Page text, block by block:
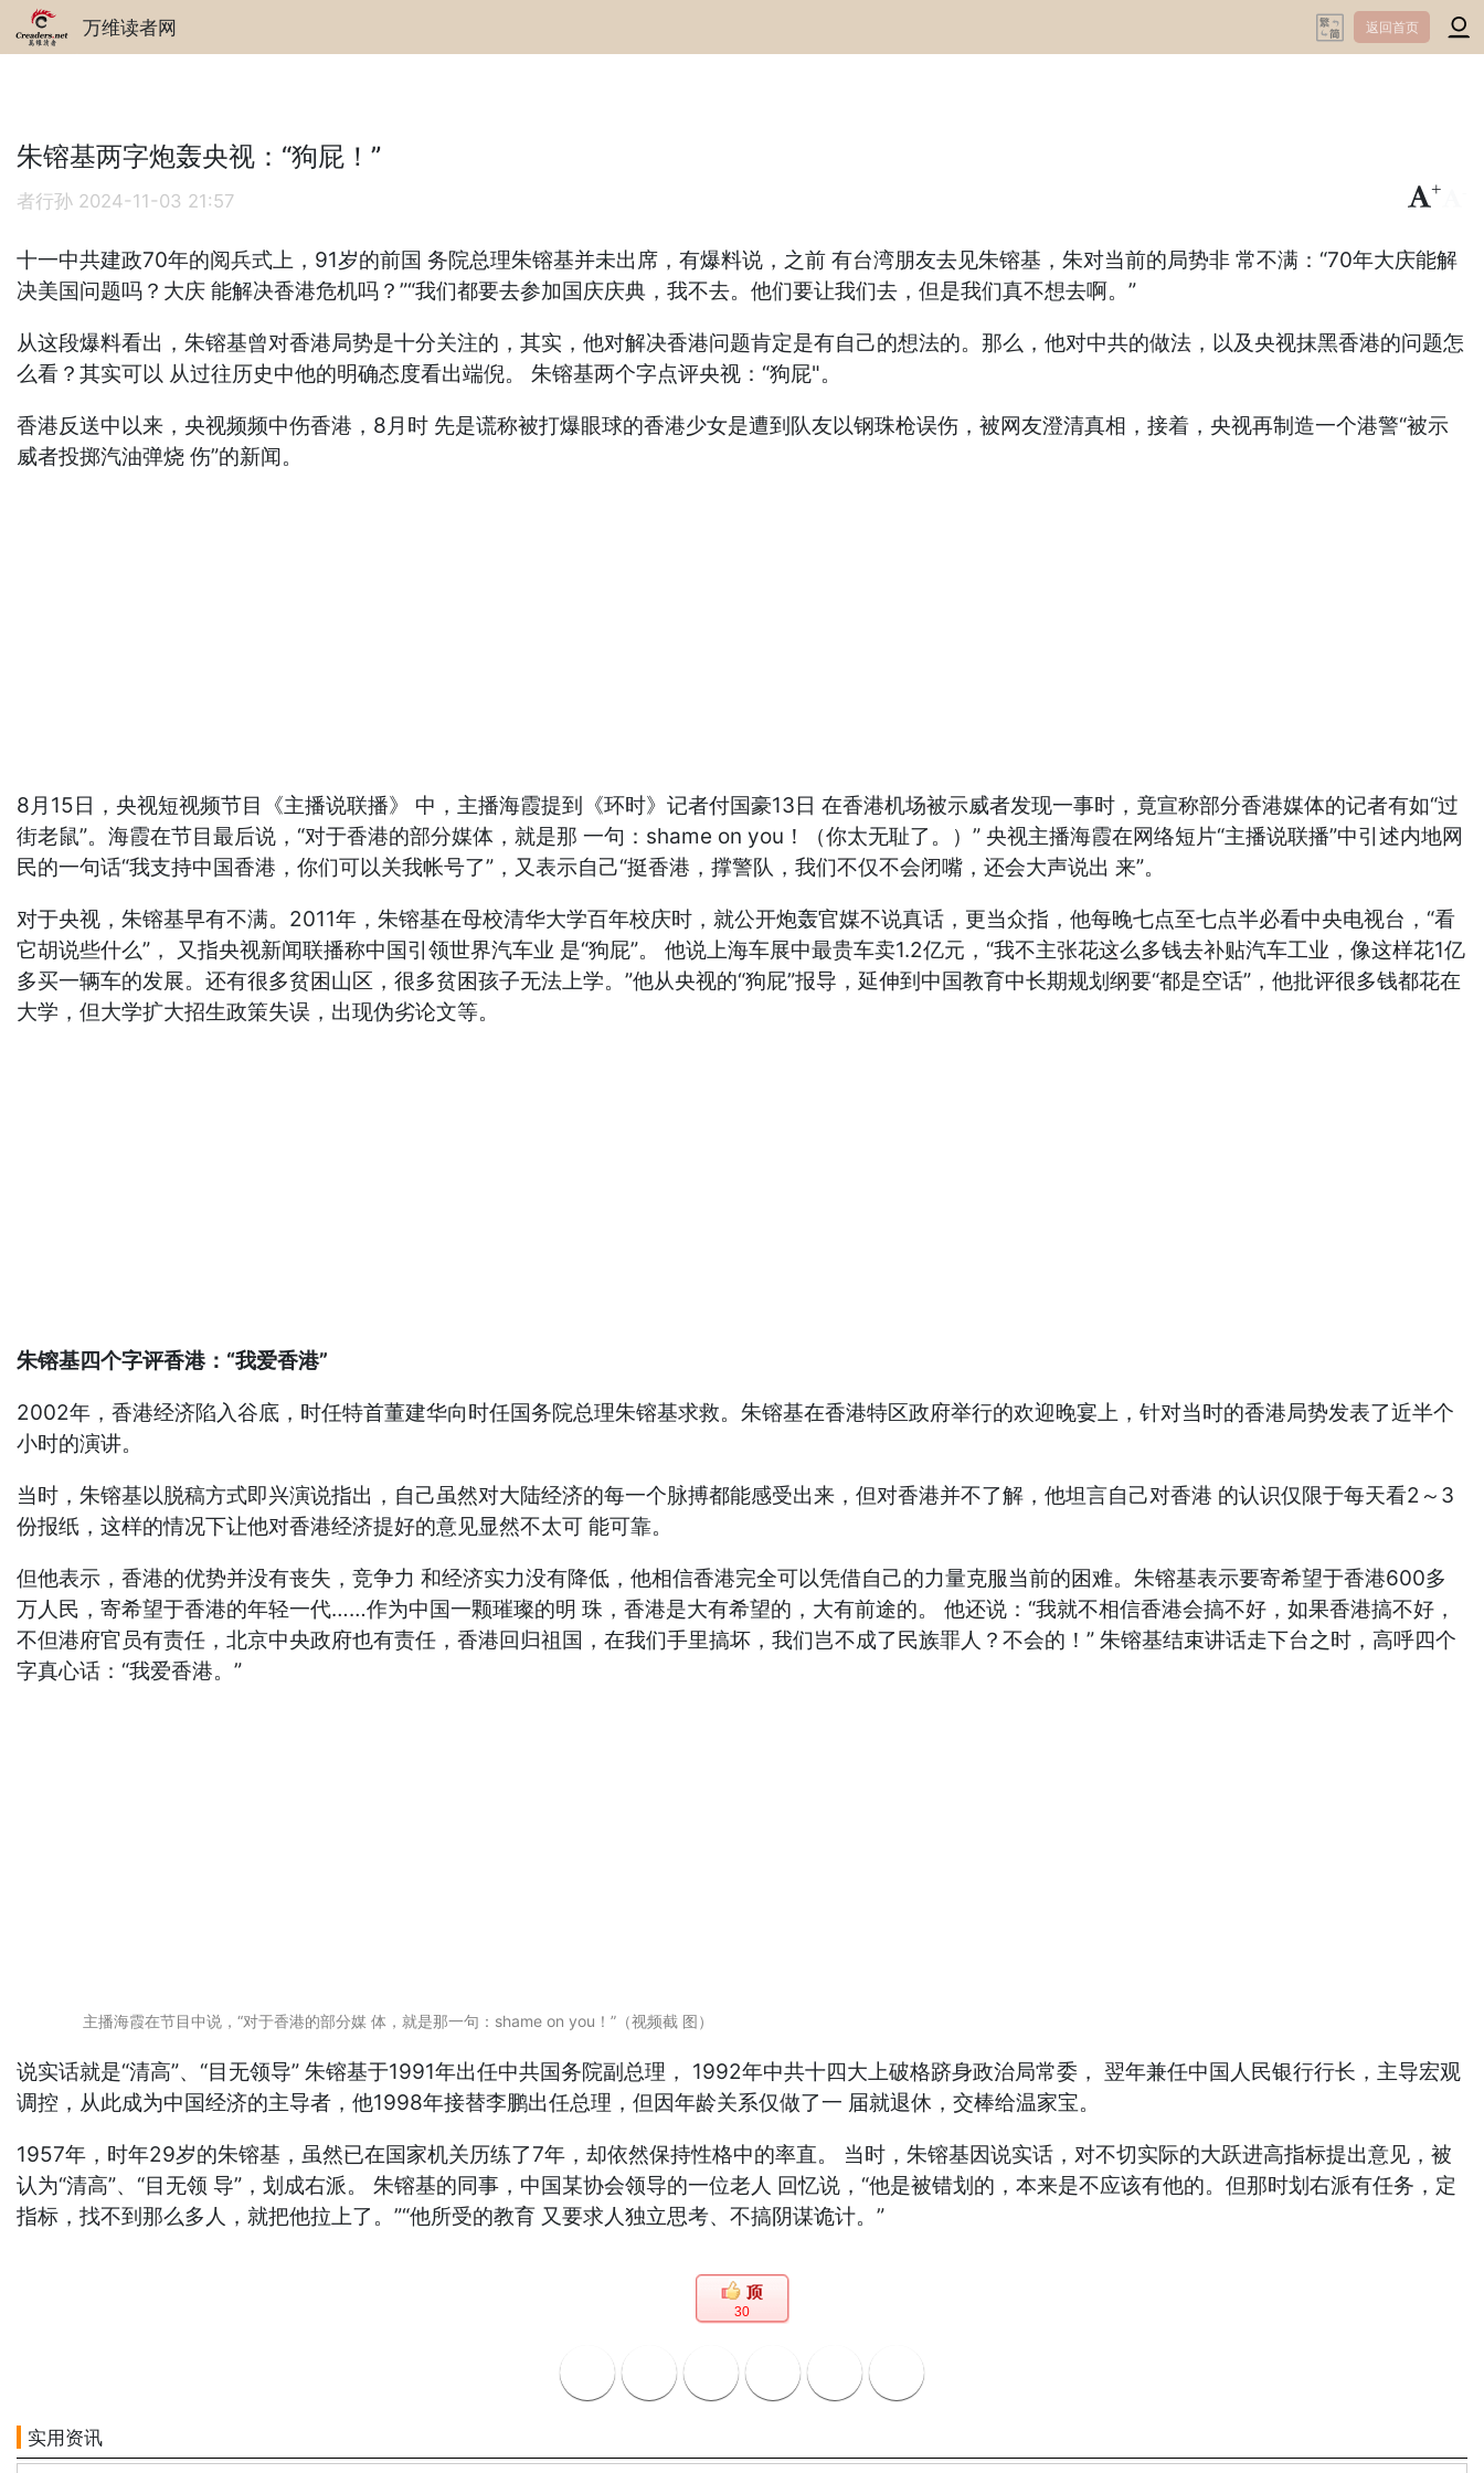
万维读者网 返回首页
朱镕基两字炮轰央视：“狗屁！”
者行孙 2024-11-03 21:57
+
十一中共建政70年的阅兵式上，91岁的前国 务院总理朱镕基并未出席，有爆料说，之前 有台湾朋友去见朱镕基，朱对当前的局势非 常不满：“70年大庆能解
决美国问题吗？大庆 能解决香港危机吗？”“我们都要去参加国庆庆典，我不去。他们要让我们去，但是我们真不想去啊。”
从这段爆料看出，朱镕基曾对香港局势是十分关注的，其实，他对解决香港问题肯定是有自己的想法的。那么，他对中共的做法，以及央视抹黑香港的问题怎
么看？其实可以 从过往历史中他的明确态度看出端倪。 朱镕基两个字点评央视：“狗屁"。
香港反送中以来，央视频频中伤香港，8月时 先是谎称被打爆眼球的香港少女是遭到队友以钢珠枪误伤，被网友澄清真相，接着，央视再制造一个港警“被示
威者投掷汽油弹烧 伤”的新闻。
8月15日，央视短视频节目《主播说联播》 中，主播海霞提到《环时》记者付国豪13日 在香港机场被示威者发现一事时，竟宣称部分香港媒体的记者有如“过
街老鼠”。海霞在节目最后说，“对于香港的部分媒体，就是那 一句：shame on you！（你太无耻了。）” 央视主播海霞在网络短片“主播说联播”中引述内地网
民的一句话“我支持中国香港，你们可以关我帐号了”，又表示自己“挺香港，撑警队，我们不仅不会闭嘴，还会大声说出 来”。
对于央视，朱镕基早有不满。2011年，朱镕基在母校清华大学百年校庆时，就公开炮轰官媒不说真话，更当众指，他每晚七点至七点半必看中央电视台，“看
它胡说些什么”， 又指央视新闻联播称中国引领世界汽车业 是“狗屁”。 他说上海车展中最贵车卖1.2亿元，“我不主张花这么多钱去补贴汽车工业，像这样花1亿
多买一辆车的发展。还有很多贫困山区，很多贫困孩子无法上学。”他从央视的“狗屁”报导，延伸到中国教育中长期规划纲要“都是空话”，他批评很多钱都花在
大学，但大学扩大招生政策失误，出现伪劣论文等。
朱镕基四个字评香港：“我爱香港”
2002年，香港经济陷入谷底，时任特首董建华向时任国务院总理朱镕基求救。朱镕基在香港特区政府举行的欢迎晚宴上，针对当时的香港局势发表了近半个
小时的演讲。
当时，朱镕基以脱稿方式即兴演说指出，自己虽然对大陆经济的每一个脉搏都能感受出来，但对香港并不了解，他坦言自己对香港 的认识仅限于每天看2～3
份报纸，这样的情况下让他对香港经济提好的意见显然不太可 能可靠。
但他表示，香港的优势并没有丧失，竞争力 和经济实力没有降低，他相信香港完全可以凭借自己的力量克服当前的困难。朱镕基表示要寄希望于香港600多
万人民，寄希望于香港的年轻一代……作为中国一颗璀璨的明 珠，香港是大有希望的，大有前途的。 他还说：“我就不相信香港会搞不好，如果香港搞不好，
不但港府官员有责任，北京中央政府也有责任，香港回归祖国，在我们手里搞坏，我们岂不成了民族罪人？不会的！” 朱镕基结束讲话走下台之时，高呼四个
字真心话：“我爱香港。”
主播海霞在节目中说，“对于香港的部分媒 体，就是那一句：shame on you！”（视频截 图）
说实话就是“清高”、“目无领导” 朱镕基于1991年出任中共国务院副总理， 1992年中共十四大上破格跻身政治局常委， 翌年兼任中国人民银行行长，主导宏观
调控，从此成为中国经济的主导者，他1998年接替李鹏出任总理，但因年龄关系仅做了一 届就退休，交棒给温家宝。
1957年，时年29岁的朱镕基，虽然已在国家机关历练了7年，却依然保持性格中的率直。 当时，朱镕基因说实话，对不切实际的大跃进高指标提出意见，被
认为“清高”、“目无领 导”，划成右派。 朱镕基的同事，中国某协会领导的一位老人 回忆说，“他是被错划的，本来是不应该有他的。但那时划右派有任务，定
指标，找不到那么多人，就把他拉上了。”“他所受的教育 又要求人独立思考、不搞阴谋诡计。”
30
实用资讯